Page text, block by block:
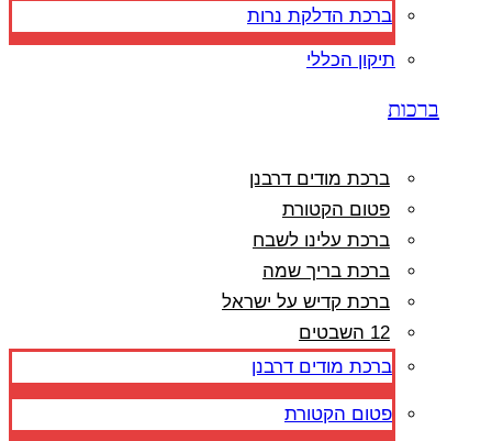
ברכת הדלקת נרות
תיקון הכללי
ברכות
ברכת מודים דרבנן
פטום הקטורת
ברכת עלינו לשבח
ברכת בריך שמה
ברכת קדיש על ישראל
12 השבטים
ברכת מודים דרבנן
פטום הקטורת